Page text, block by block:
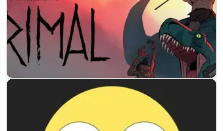
«Первобытный» 3 сезон: дата премьеры и первые детали